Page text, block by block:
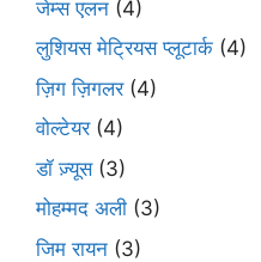
जेम्स एलन (4)
लुशियस मेट्रियस प्लूटार्क (4)
ज़िग ज़िगलर(4)
वोल्टेयर(4)
डॉ ज़्यूस(3)
मोहम्मद अली (3)
जिम रायन (3)